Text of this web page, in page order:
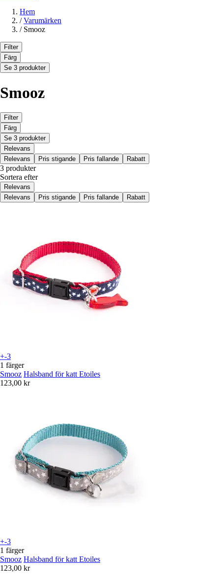
Hem
/ Varumärken
/ Smooz
Filter
Färg
Se 3 produkter
Smooz
Filter
Färg
Se 3 produkter
Relevans
Relevans
Pris stigande Pris fallande Rabatt
3 produkter
Sortera efter
Relevans
Relevans
Pris stigande Pris fallande Rabatt
+-3
1 färger
Smooz Halsband för katt Etoiles
123,00 kr
+-3
1 färger
Smooz Halsband för katt Etoiles
123,00 kr